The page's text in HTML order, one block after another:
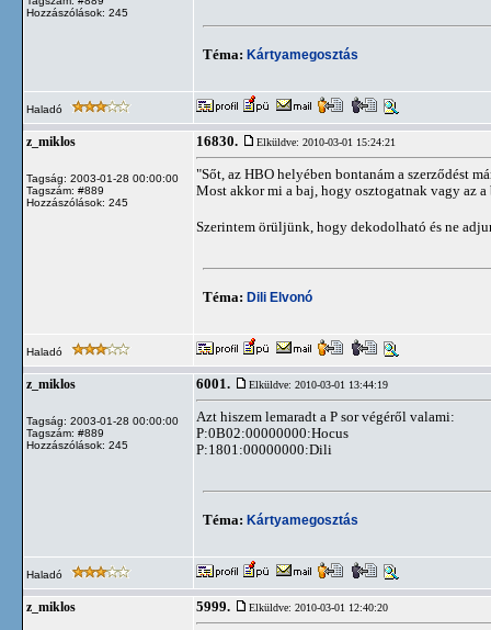
Hozzászólások: 245
Téma: Kártyamegosztás
Haladó
z_miklos
Tagság: 2003-01-28 00:00:00
Tagszám: #889
Hozzászólások: 245
16830. Elküldve: 2010-03-01 15:24:21
"Sőt, az HBO helyében bontanám a szerződést
Most akkor mi a baj, hogy osztogatnak vagy az
Szerintem örüljünk, hogy dekodolható és ne
Téma: Dili Elvonó
Haladó
z_miklos
Tagság: 2003-01-28 00:00:00
Tagszám: #889
Hozzászólások: 245
6001. Elküldve: 2010-03-01 13:44:19
Azt hiszem lemaradt a P sor végéről valami:
P:0B02:00000000:Hocus
P:1801:00000000:Dili
Téma: Kártyamegosztás
Haladó
z_miklos 5999. Elküldve: 2010-03-01 12:40:20